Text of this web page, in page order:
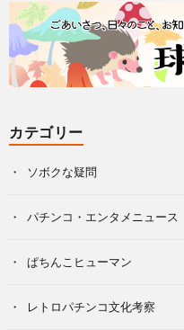
カテゴリー
ソボクな疑問
パチンコ・エンタメニュース
ぱちんこヒューマン
レトロパチンコ文化考察